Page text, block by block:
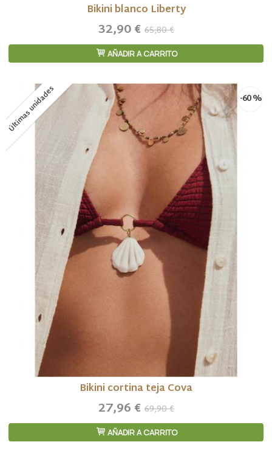
Bikini blanco Liberty
32,90 €65,80 €
AÑADIR A CARRITO
Últimas unidades -60 %
Bikini cortina teja Cova
27,96 €69,90 €
AÑADIR A CARRITO